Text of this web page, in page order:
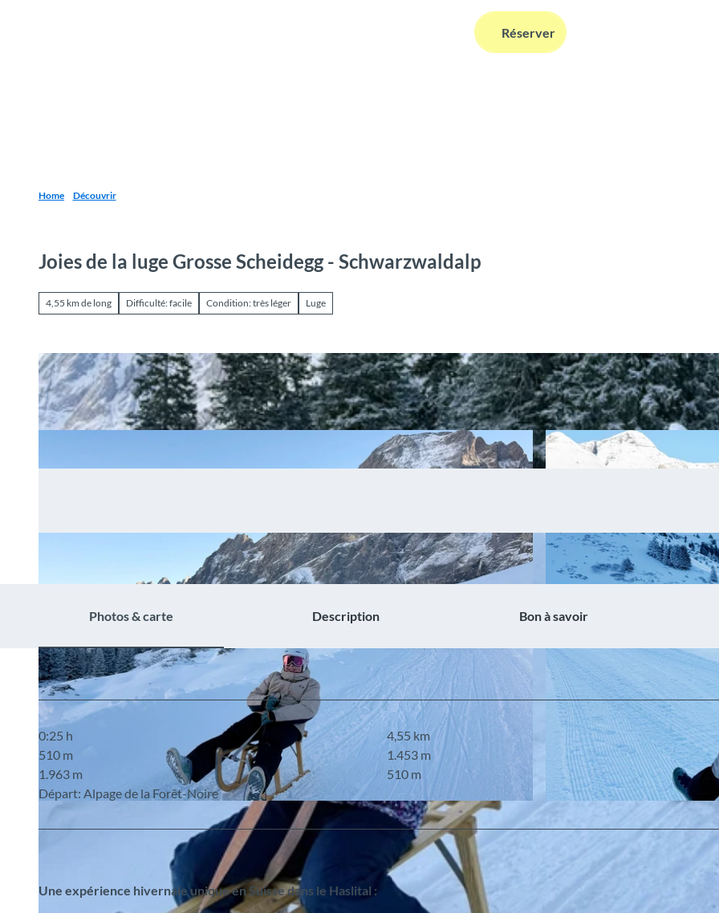
RechercheRéserver
Home Découvrir
Joies de la luge Grosse Scheidegg - Schwarzwaldalp
4,55 km de long Difficulté: facile Condition: très léger Luge
Photos & carte Description Bon à savoir
0:25 h
4,55 km
510 m
1.453 m
1.963 m
510 m
Départ: Alpage de la Forêt-Noire
Une expérience hivernale unique en Suisse dans le Haslital :